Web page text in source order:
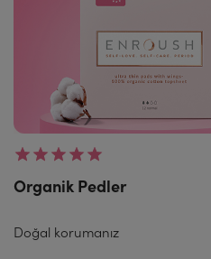
Organik Pedler
Doğal korumanız